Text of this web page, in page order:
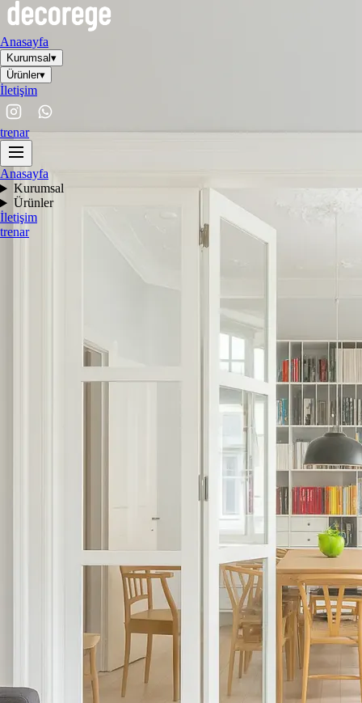
Anasayfa
Kurumsal▾
Ürünler▾
İletişim
trenar
Anasayfa
Kurumsal
Ürünler
İletişim
trenar